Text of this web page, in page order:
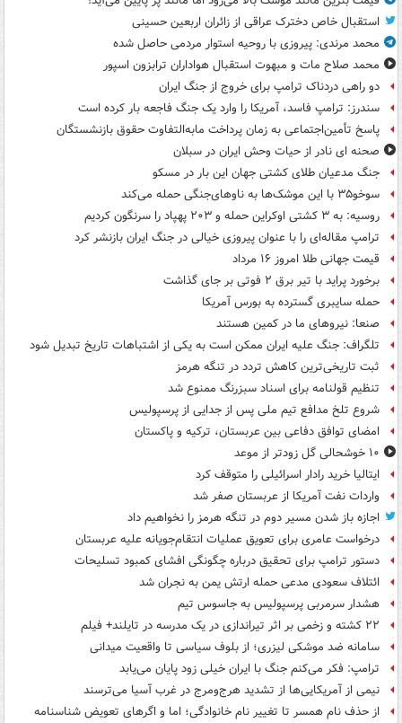
استقبال خاص دخترک عراقی از زائران اربعین حسینی
محمد مرندی: پیروزی با روحیه استوار مردمی حاصل شده
محمد صلاح مات و مبهوت استقبال هواداران ترابزون اسپور
دو راهی دردناک ترامپ برای خروج از جنگ ایران
سندرز: ترامپ فاسد، آمریکا را وارد یک جنگ فاجعه بار کرده است
پاسخ تأمین‌اجتماعی به زمان پرداخت مابه‌التفاوت حقوق بازنشستگان
صحنه ای نادر از حیات وحش ایران در سبلان
جنگ مدعیان طلای کشتی جهان این بار در مسکو
سوخو۳۵ با این موشک‌ها به ناوهای‌جنگی حمله می‌کند
روسیه: به ۳ کشتی اوکراین حمله و ۲۰۳ پهپاد را سرنگون کردیم
ترامپ مقاله‌ای را با عنوان پیروزی خیالی در جنگ ایران بازنشر کرد
قیمت جهانی طلا امروز ۱۶ مرداد
برخورد پراید با تیر برق ۲ فوتی بر جای گذاشت
حمله سایبری گسترده به بورس آمریکا
صنعا: نیروهای ما در کمین‌ هستند
تلگراف: جنگ علیه ایران ممکن است به یکی از اشتباهات تاریخ تبدیل شود
ثبت تاریخی‌ترین کاهش تردد در تنگه هرمز
تنظیم قولنامه برای اسناد سبزرنگ ممنوع شد
شروع تلخ مدافع تیم ملی پس از جدایی از پرسپولیس
امضای توافق دفاعی بین عربستان، ترکیه و پاکستان
۱۰ خوشحالی گل زودتر از موعد
ایتالیا خرید رادار اسرائیلی را متوقف کرد
واردات نفت آمریکا از عربستان صفر شد
اجازه باز شدن مسیر دوم در تنگه هرمز را نخواهیم داد
درخواست عامری برای تعویق عملیات انتقام‌جویانه علیه عربستان
دستور ترامپ برای تحقیق درباره چگونگی افشای کمبود تسلیحات
ائتلاف سعودی مدعی حمله ارتش یمن به نجران شد
هشدار سرمربی پرسپولیس به جاسوس تیم
۲۲ کشته و زخمی بر اثر تیراندازی در یک مدرسه در تایلند+ فیلم
سامانه ضد موشکی لیزری؛ از بلوف سیاسی تا واقعیت میدانی
ترامپ: فکر می‌کنم جنگ با ایران خیلی زود پایان می‌یابد
نیمی از آمریکایی‌ها از تشدید هرج‌ومرج در غرب آسیا می‌ترسند
از حذف نام همسر تا تغییر نام خانوادگی؛ اما و اگرهای تعویض شناسنامه